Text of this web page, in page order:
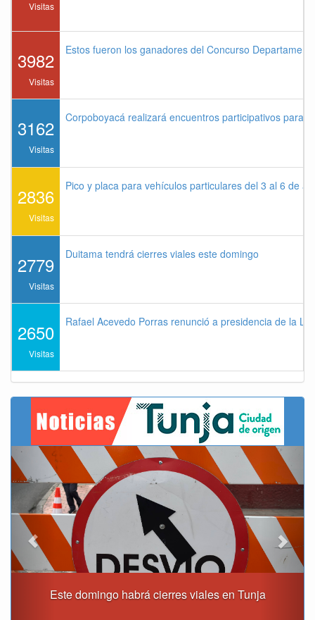
Visitas
3982
Visitas
Estos fueron los ganadores del Concurso
3162
Visitas
Corpoboyacá realizará encuentros participativos para
2836
Visitas
Pico y placa para vehículos particulares del 3 al 6 de
2779
Visitas
Duitama tendrá cierres viales este domingo
2650
Visitas
Rafael Acevedo Porras renunció a presidencia de la
en Tunja
Tunja albergará el Simposio Regional en
Previous Next